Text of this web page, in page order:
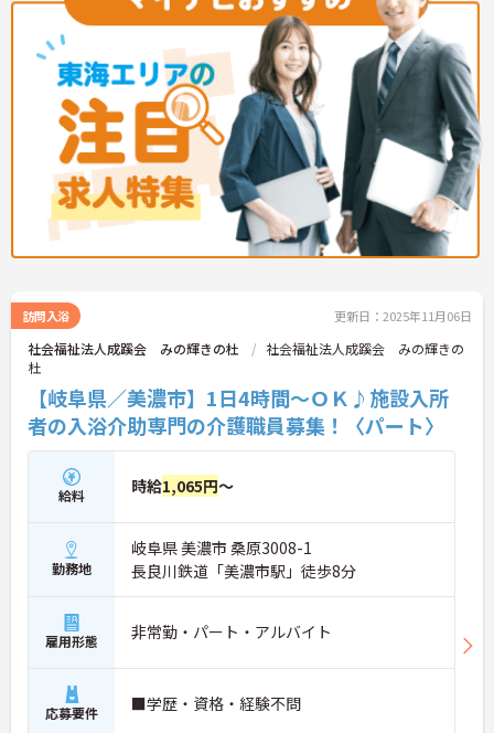
訪問入浴 更新日：2025年11月06日
社会福祉法人成蹊会 みの輝きの杜
社会福祉法人成蹊会 みの輝きの
杜
【岐阜県／美濃市】1日4時間～ＯＫ♪施設入所
者の入浴介助専門の介護職員募集！〈パート〉
給料 時給1,065円～
勤務地
岐阜県 美濃市 桑原3008-1
長良川鉄道「美濃市駅」徒歩8分
雇用形態 非常勤・パート・アルバイト
応募要件 ■学歴・資格・経験不問